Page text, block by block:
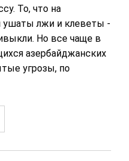
То, что на
лжи и клеветы -
Но все чаще в
азербайджанских
угрозы, по